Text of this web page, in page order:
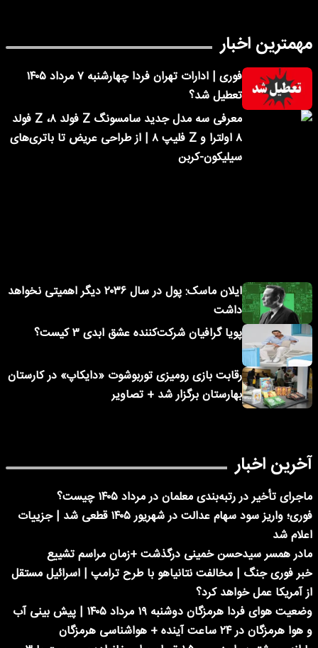
مهمترین اخبار
فوری | ادارات تهران فردا چهارشنبه ۷ مرداد ۱۴۰۵
تعطیل شد؟
معرفی سه مدل جدید سامسونگ Z فولد ۸، Z فولد
۸ اولترا و Z فلیپ ۸ | از طراحی عریض تا باتری‌های
سیلیکون-کربن
ایلان ماسک: پول در سال ۲۰۳۶ دیگر اهمیتی نخواهد
داشت
پویا گرافیان شرکت‌کننده عشق ابدی ۳ کیست؟
رقابت بازی رومیزی توربوشوت «دایکاپ» در کارستان
بهارستان برگزار شد + تصاویر
آخرین اخبار
ماجرای تأخیر در رتبه‌بندی معلمان در مرداد ۱۴۰۵ چیست؟
فوری؛ واریز سود سهام عدالت در شهریور ۱۴۰۵ قطعی شد | جزییات
اعلام شد
مادر همسر سیدحسن خمینی درگذشت +زمان مراسم تشییع
خبر فوری جنگ | مخالفت نتانیاهو با طرح ترامپ | اسرائیل مستقل
از آمریکا عمل خواهد کرد؟
وضعیت هوای فردا هرمزگان دوشنبه ۱۹ مرداد ۱۴۰۵ | پیش بینی آب
و هوا هرمزگان در ۲۴ ساعت آینده + هواشناسی هرمزگان